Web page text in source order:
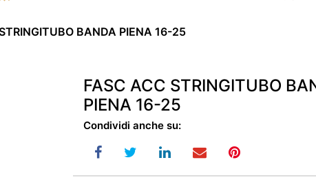
BANDA PIENA 16-25
FASC ACC STRINGITUBO
PIENA 16-25
Condividi anche su: